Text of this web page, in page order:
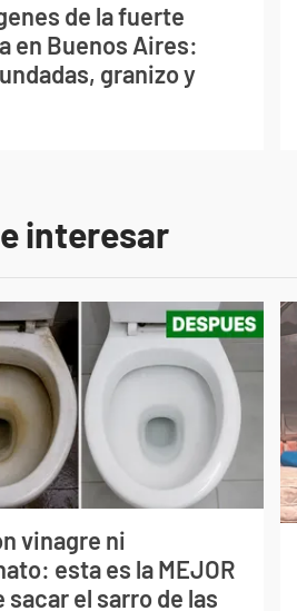
de la fuerte
en Buenos Aires:
granizo y
interesar
vinagre ni
esta es la MEJOR
sacar el sarro de las